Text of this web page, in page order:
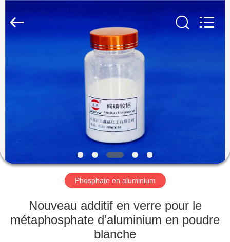
VIDÉOS
PROPOS
DE
Rights
Reserved.
Phosphate en aluminium
Nouveau additif en verre pour le
métaphosphate d'aluminium en poudre
blanche